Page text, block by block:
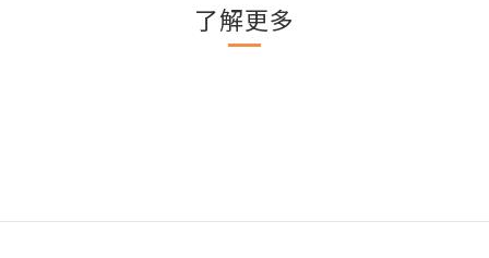
了解更多